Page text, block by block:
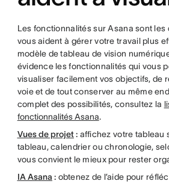
Les fonctionnalités sur Asana sont les
vous aident à gérer votre travail plus
modèle de tableau de vision
évidence les fonctionnalités qui vous
visualiser facilement vos objectifs, de
voie et de tout conserver au même
complet des possibilités, consultez la
fonctionnalités Asana.
Vues de projet: affichez votre tableau
tableau, calendrier ou chronologie,
vous convient le mieux pour rester
IA Asana : obtenez de l’aide pour